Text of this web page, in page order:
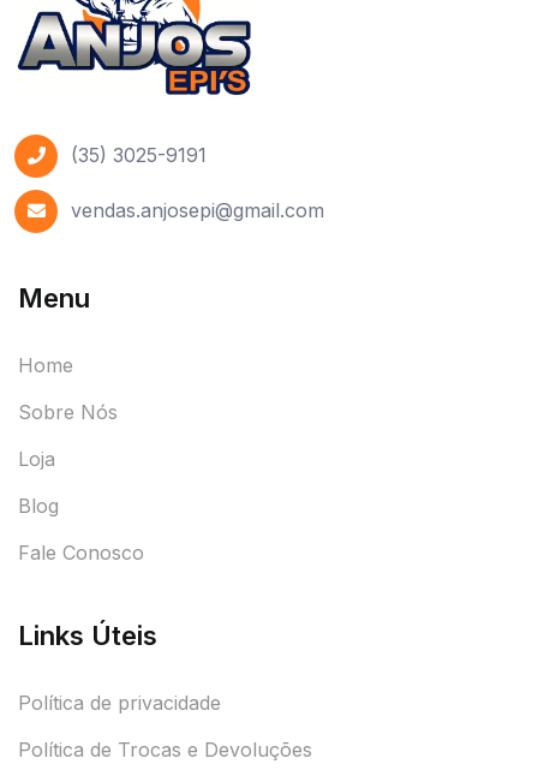
(35) 3025-9191
vendas.anjosepi@gmail.com
Menu
Home
Sobre Nós
Loja
Blog
Fale Conosco
Links Úteis
Política de privacidade
Política de Trocas e Devoluções